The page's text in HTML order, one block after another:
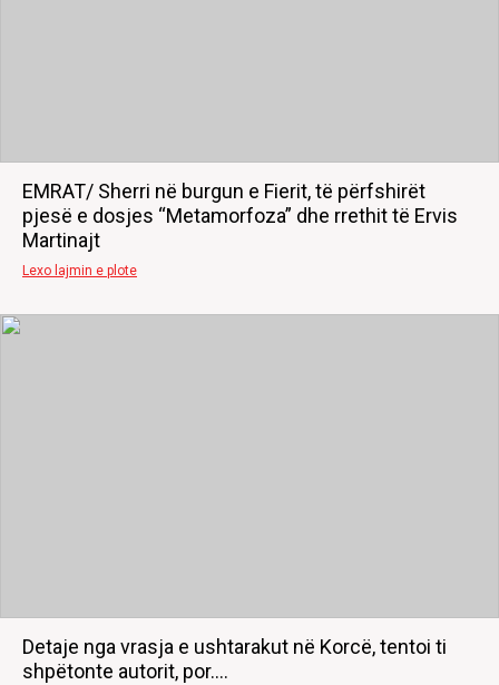
EMRAT/ Sherri në burgun e Fierit, të përfshirët
pjesë e dosjes “Metamorfoza” dhe rrethit të Ervis
Martinajt
Lexo lajmin e plote
Detaje nga vrasja e ushtarakut në Korcë, tentoi ti
shpëtonte autorit, por....